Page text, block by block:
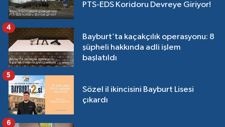
PTS-EDS Koridoru Devreye Giriyor!
Bayburt’ta kaçakçılık operasyonu: 8
şüpheli hakkında adli işlem
başlatıldı
4
Sözel il ikincisini Bayburt Lisesi
çıkardı
5
6